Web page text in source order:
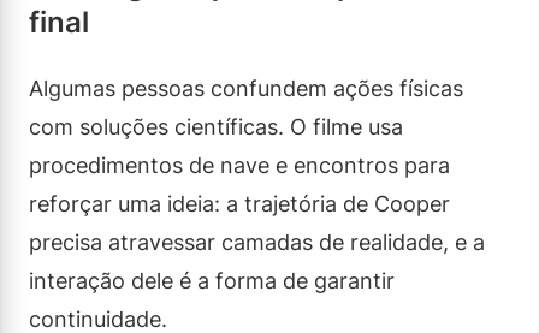
final
Algumas pessoas confundem ações físicas
com soluções científicas. O filme usa
procedimentos de nave e encontros para
reforçar uma ideia: a trajetória de Cooper
precisa atravessar camadas de realidade, e a
interação dele é a forma de garantir
continuidade.